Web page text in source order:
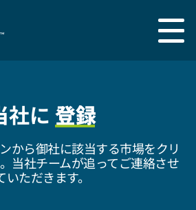
社に 登録
から御社に該当する市場をクリ
当社チームが追ってご連絡させ
いただきます。